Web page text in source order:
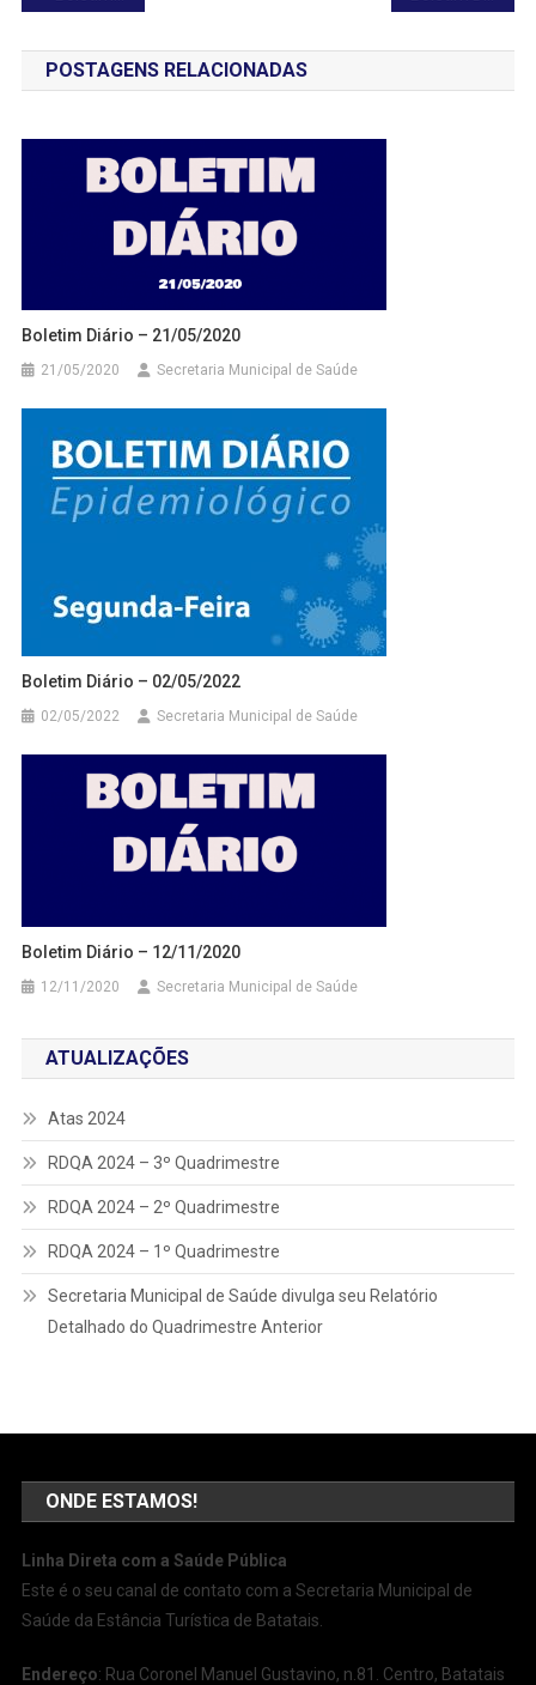
de
Post
POSTAGENS RELACIONADAS
Boletim Diário – 21/05/2020
21/05/2020 Secretaria Municipal de Saúde
Boletim Diário – 02/05/2022
02/05/2022 Secretaria Municipal de Saúde
Boletim Diário – 12/11/2020
12/11/2020 Secretaria Municipal de Saúde
ATUALIZAÇÕES
Atas 2024
RDQA 2024 – 3º Quadrimestre
RDQA 2024 – 2º Quadrimestre
RDQA 2024 – 1º Quadrimestre
Secretaria Municipal de Saúde divulga seu Relatório
Detalhado do Quadrimestre Anterior
ONDE ESTAMOS!
Linha Direta com a Saúde Pública
Este é o seu canal de contato com a Secretaria Municipal de
Saúde da Estância Turística de Batatais.
Endereço: Rua Coronel Manuel Gustavino, n.81. Centro, Batatais